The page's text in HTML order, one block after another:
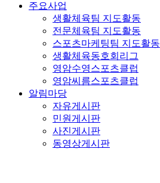
주요사업
생활체육팀 지도활동
전문체육팀 지도활동
스포츠마케팅팀 지도활동
생활체육동호회리그
영암수영스포츠클럽
영암씨름스포츠클럽
알림마당
자유게시판
민원게시판
사진게시판
동영상게시판